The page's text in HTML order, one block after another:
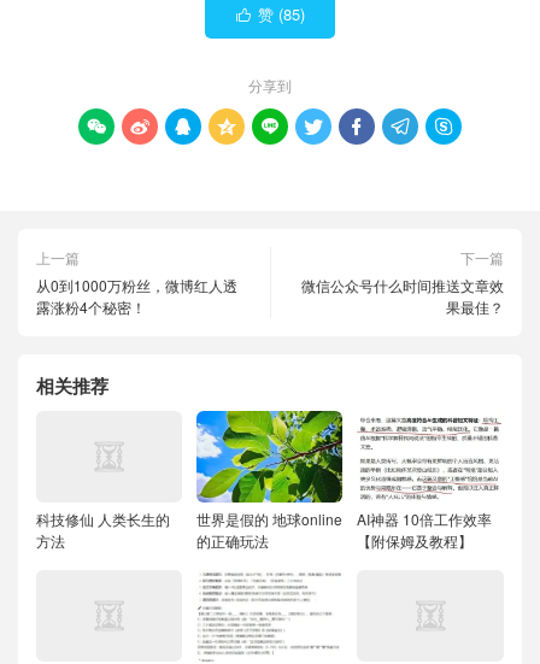
 赞 (85)
分享到
        
上一篇
从0到1000万粉丝，微博红人透
露涨粉4个秘密！
下一篇
微信公众号什么时间推送文章效
果最佳？
相关推荐
科技修仙 人类长生的
方法
世界是假的 地球online
的正确玩法
AI神器 10倍工作效率
【附保姆及教程】